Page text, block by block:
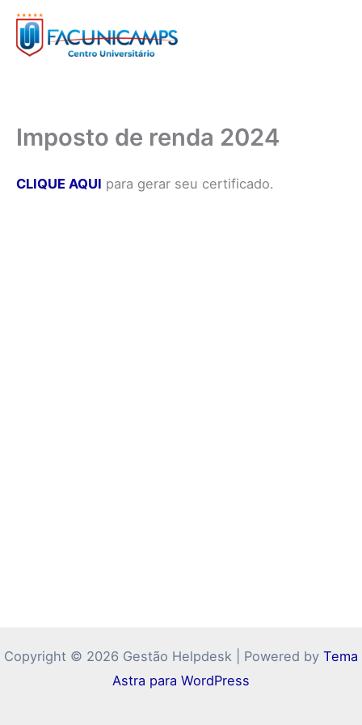
para
Imposto de renda 2024
CLIQUE AQUI para gerar seu certificado.
Copyright © 2026 Gestão Helpdesk | Powered by Tema
Astra para WordPress